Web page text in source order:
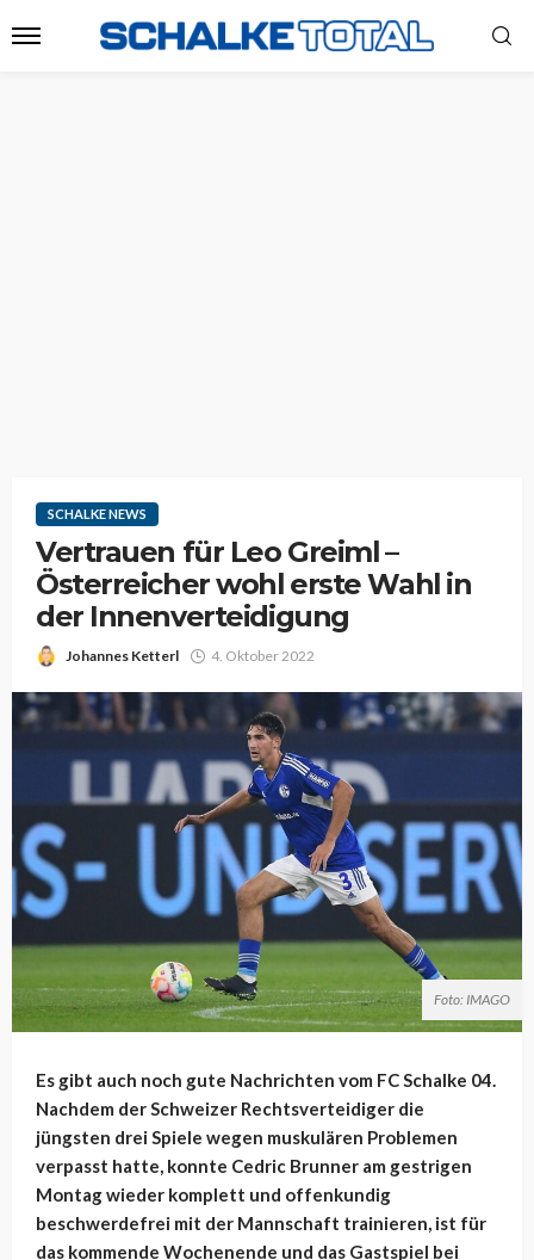
SCHALKE NEWS
Vertrauen für Leo Greiml –
Österreicher wohl erste Wahl in
der Innenverteidigung
Johannes Ketterl 4. Oktober 2022
Foto: IMAGO
Es gibt auch noch gute Nachrichten vom FC Schalke 04.
Nachdem der Schweizer Rechtsverteidiger die
jüngsten drei Spiele wegen muskulären Problemen
verpasst hatte, konnte Cedric Brunner am gestrigen
Montag wieder komplett und offenkundig
beschwerdefrei mit der Mannschaft trainieren, ist für
das kommende Wochenende und das Gastspiel bei